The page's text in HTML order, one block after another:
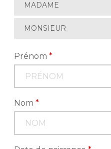
MADAME
MONSIEUR
Prénom*
Nom*